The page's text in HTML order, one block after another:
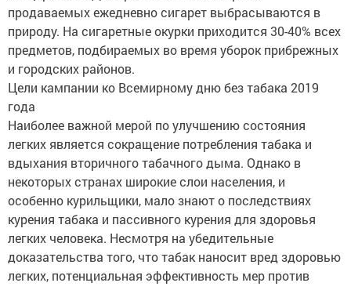
продаваемых ежедневно сигарет выбрасываются в
природу. На сигаретные окурки приходится 30-40% всех
предметов, подбираемых во время уборок прибрежных
и городских районов.
Цели кампании ко Всемирному дню без табака 2019
года
Наиболее важной мерой по улучшению состояния
легких является сокращение потребления табака и
вдыхания вторичного табачного дыма. Однако в
некоторых странах широкие слои населения, и
особенно курильщики, мало знают о последствиях
курения табака и пассивного курения для здоровья
легких человека. Несмотря на убедительные
доказательства того, что табак наносит вред здоровью
легких, потенциальная эффективность мер против